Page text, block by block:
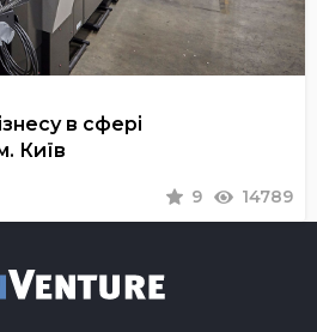
в сфері
Київ
9 14789